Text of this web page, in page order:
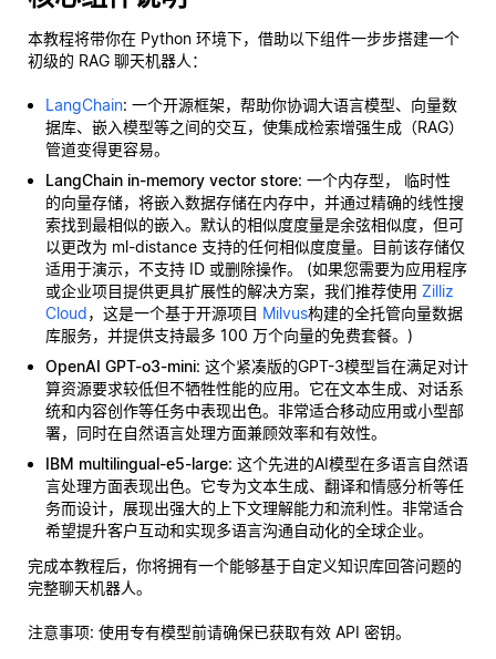
本教程将带你在 Python 环境下，借助以下组件一步步搭建一个
初级的 RAG 聊天机器人：
LangChain: 一个开源框架，帮助你协调大语言模型、向量数
据库、嵌入模型等之间的交互，使集成检索增强生成（RAG）
管道变得更容易。
LangChain in-memory vector store: 一个内存型， 临时性
的向量存储，将嵌入数据存储在内存中，并通过精确的线性搜
索找到最相似的嵌入。默认的相似度度量是余弦相似度，但可
以更改为 ml-distance 支持的任何相似度度量。目前该存储仅
适用于演示，不支持 ID 或删除操作。 (如果您需要为应用程序
或企业项目提供更具扩展性的解决方案，我们推荐使用 Zilliz
Cloud，这是一个基于开源项目 Milvus构建的全托管向量数据
库服务，并提供支持最多 100 万个向量的免费套餐。)
OpenAI GPT-o3-mini: 这个紧凑版的GPT-3模型旨在满足对计
算资源要求较低但不牺牲性能的应用。它在文本生成、对话系
统和内容创作等任务中表现出色。非常适合移动应用或小型部
署，同时在自然语言处理方面兼顾效率和有效性。
IBM multilingual-e5-large: 这个先进的AI模型在多语言自然语
言处理方面表现出色。它专为文本生成、翻译和情感分析等任
务而设计，展现出强大的上下文理解能力和流利性。非常适合
希望提升客户互动和实现多语言沟通自动化的全球企业。
完成本教程后，你将拥有一个能够基于自定义知识库回答问题的
完整聊天机器人。
注意事项: 使用专有模型前请确保已获取有效 API 密钥。